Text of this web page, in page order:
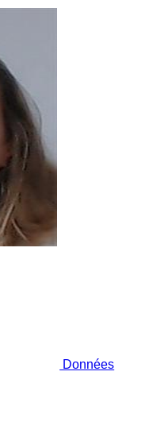
Données